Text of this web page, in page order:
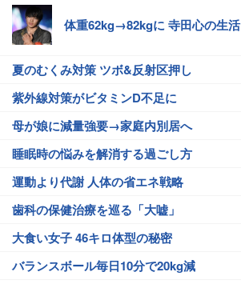
体重62kg→82kgに 寺田心の生活
夏のむくみ対策 ツボ&反射区押し
紫外線対策がビタミンD不足に
母が娘に減量強要→家庭内別居へ
睡眠時の悩みを解消する過ごし方
運動より代謝 人体の省エネ戦略
歯科の保健治療を巡る「大嘘」
大食い女子 46キロ体型の秘密
バランスボール毎日10分で20kg減